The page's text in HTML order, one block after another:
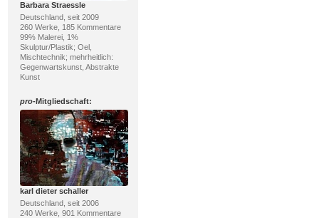
Barbara Straessle
Deutschland, seit 2009
260 Werke, 185 Kommentare
99% Malerei, 1%
Skulptur/Plastik; Oel,
Mischtechnik; mehrheitlich:
Gegenwartskunst, Abstrakte
Kunst
pro-Mitgliedschaft:
karl dieter schaller
Deutschland, seit 2006
240 Werke, 901 Kommentare